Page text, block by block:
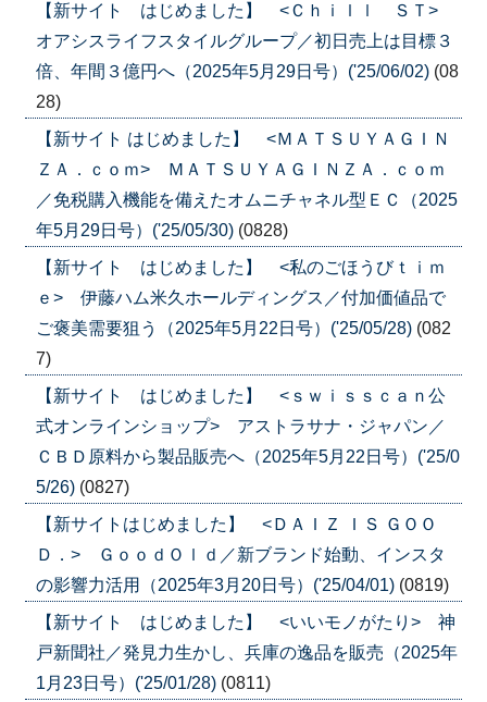
【新サイト はじめました】 <Ｃｈｉｌｌ ＳＴ>
オアシスライフスタイルグループ／初日売上は目標３
倍、年間３億円へ（2025年5月29日号）('25/06/02) (08
28)
【新サイト はじめました】 <ＭＡＴＳＵＹＡＧＩＮ
ＺＡ．ｃｏｍ> ＭＡＴＳＵＹＡＧＩＮＺＡ．ｃｏｍ
／免税購入機能を備えたオムニチャネル型ＥＣ（2025
年5月29日号）('25/05/30) (0828)
【新サイト はじめました】 <私のごほうびｔｉｍ
ｅ> 伊藤ハム米久ホールディングス／付加価値品で
ご褒美需要狙う（2025年5月22日号）('25/05/28) (082
7)
【新サイト はじめました】 <ｓｗｉｓｓｃａｎ公
式オンラインショップ> アストラサナ・ジャパン／
ＣＢＤ原料から製品販売へ（2025年5月22日号）('25/0
5/26) (0827)
【新サイトはじめました】 <ＤＡＩＺ ＩＳ ＧＯＯ
Ｄ．> ＧｏｏｄＯｌｄ／新ブランド始動、インスタ
の影響力活用（2025年3月20日号）('25/04/01) (0819)
【新サイト はじめました】 <いいモノがたり> 神
戸新聞社／発見力生かし、兵庫の逸品を販売（2025年
1月23日号）('25/01/28) (0811)